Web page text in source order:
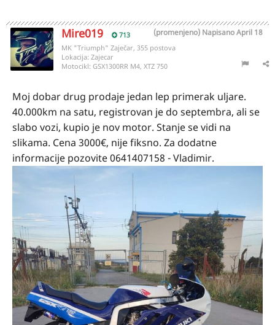
Mire019 713 NapisanoApril 18
(promenjeno)
MK "Triumph" Zaječar, 355 postova
Lokacija: Zajecar
Motocikl: GSX1300RR M4, XTZ 750
Moj dobar drug prodaje jedan lep primerak uljare.
40.000km na satu, registrovan je do septembra, ali se
slabo vozi, kupio je nov motor. Stanje se vidi na
slikama. Cena 3000€, nije fiksno. Za dodatne
informacije pozovite 0641407158 - Vladimir.